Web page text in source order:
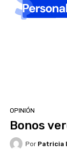
OPINIÓN
Bonos
Por Patricia